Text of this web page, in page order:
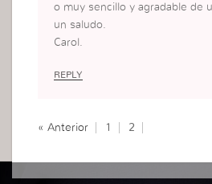
o muy sencillo y agradable de
un saludo.
Carol.
REPLY
« Anterior 1 2